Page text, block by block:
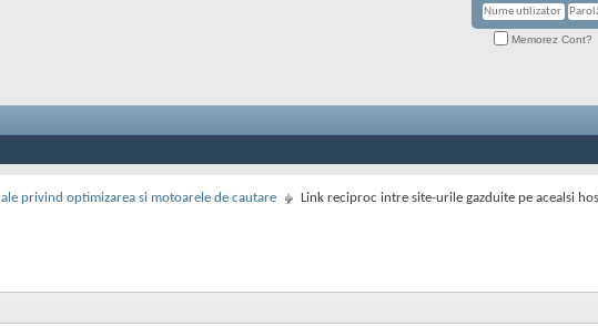
Memorez Cont?
privind optimizarea si motoarele de cautare Link reciproc intre site-urile gazduite pe acealsi